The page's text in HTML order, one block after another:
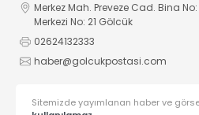
Merkez Mah. Preveze Cad. Bina
Merkezi No: 21 Gölcük
02624132333
haber@golcukpostasi.com
Sitemizde yayımlanan haber ve